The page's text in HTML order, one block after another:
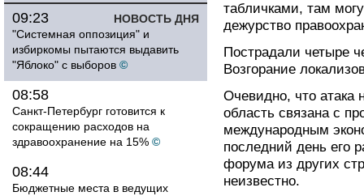
НОВОСТЬ ДНЯ
09:23
"Системная оппозиция" и
избиркомы пытаются выдавить
"Яблоко" с выборов ©
08:58
Санкт-Петербург готовится к
сокращению расходов на
здравоохранение на 15% ©
08:44
Бюджетные места в ведущих
табличками, там
дежурство
Пострадали четыре
Возгорание
Очевидно, что атака
область связана с
международным
последний день его
форума из других
неизвестно.